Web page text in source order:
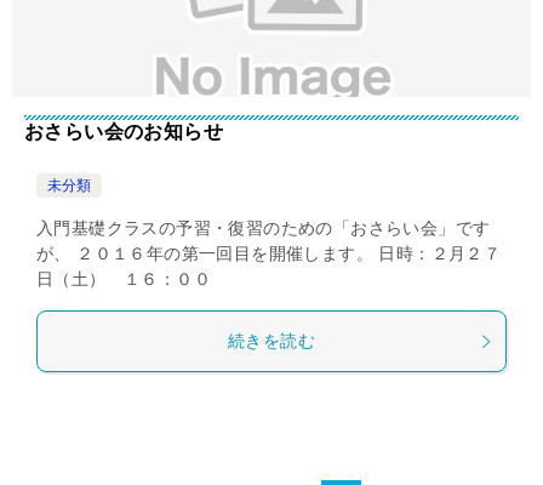
おさらい会のお知らせ
未分類
入門基礎クラスの予習・復習のための「おさらい会」です
が、 ２０１６年の第一回目を開催します。 日時：２月２７
日（土） １６：００
続きを読む